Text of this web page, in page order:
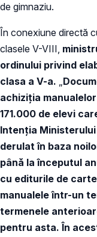
de gimnaziu.
În conexiune directă
clasele V-VIII,
ordinului privind
clasa a V-a. „
achiziția
171.000 de elevi
Intenția
derulat în baza
până la începutul
cu editurile de
manualele într-un
termenele
pentru asta. În